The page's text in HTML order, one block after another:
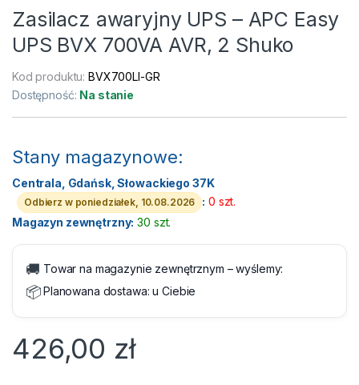
Zasilacz awaryjny UPS – APC Easy
UPS BVX 700VA AVR, 2 Shuko
Kod produktu:BVX700LI-GR
Dostępność: Na stanie
Stany magazynowe:
Centrala, Gdańsk, Słowackiego 37K
Odbierz w poniedziałek, 10.08.2026 : 0 szt.
Magazyn zewnętrzny: 30 szt.
🚚 Towar na magazynie zewnętrznym – wyślemy:
📦Planowana dostawa:u Ciebie
426,00 zł